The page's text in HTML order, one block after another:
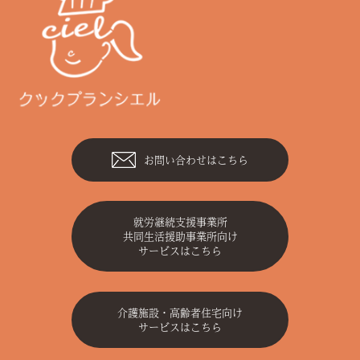
お問い合わせはこちら
就労継続支援事業所
共同生活援助事業所向け
サービスはこちら
介護施設・高齢者住宅向け
サービスはこちら